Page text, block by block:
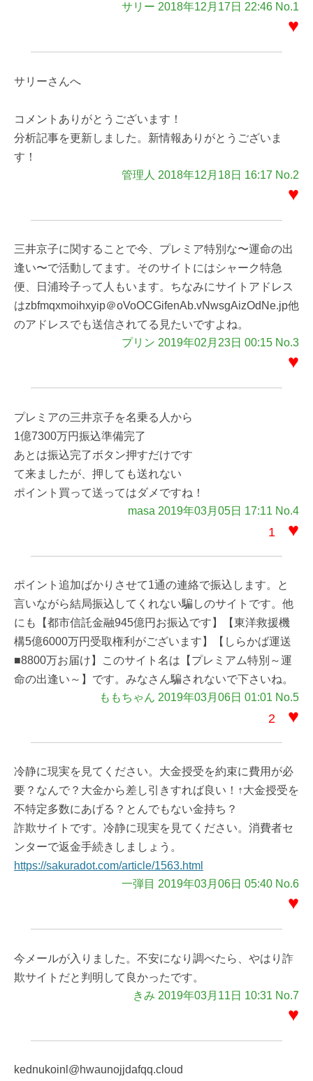
サリー 2018年12月17日 22:46 No.1
♥
サリーさんへ
コメントありがとうございます！
分析記事を更新しました。新情報ありがとうございま
す！
管理人 2018年12月18日 16:17 No.2
♥
三井京子に関することで今、プレミア特別な〜運命の出
逢い〜で活動してます。そのサイトにはシャーク特急
便、日浦玲子って人もいます。ちなみにサイトアドレス
はzbfmqxmoihxyip＠oVoOCGifenAb.vNwsgAizOdNe.jp他
のアドレスでも送信されてる見たいですよね。
プリン 2019年02月23日 00:15 No.3
♥
プレミアの三井京子を名乗る人から
1億7300万円振込準備完了
あとは振込完了ボタン押すだけです
て来ましたが、押しても送れない
ポイント買って送ってはダメですね！
masa 2019年03月05日 17:11 No.4
1 ♥
ポイント追加ばかりさせて1通の連絡で振込します。と
言いながら結局振込してくれない騙しのサイトです。他
にも【都市信託金融945億円お振込です】【東洋救援機
構5億6000万円受取権利がございます】【しらかば運送
■8800万お届け】このサイト名は【プレミアム特別～運
命の出逢い～】です。みなさん騙されないで下さいね。
ももちゃん 2019年03月06日 01:01 No.5
2 ♥
冷静に現実を見てください。大金授受を約束に費用が必
要？なんで？大金から差し引きすれば良い！↑大金授受を
不特定多数にあげる？とんでもない金持ち？
詐欺サイトです。冷静に現実を見てください。消費者セ
ンターで返金手続きしましょう。
https://sakuradot.com/article/1563.html
一弾目 2019年03月06日 05:40 No.6
♥
今メールが入りました。不安になり調べたら、やはり詐
欺サイトだと判明して良かったです。
きみ 2019年03月11日 10:31 No.7
♥
kednukoinl@hwaunojjdafqq.cloud